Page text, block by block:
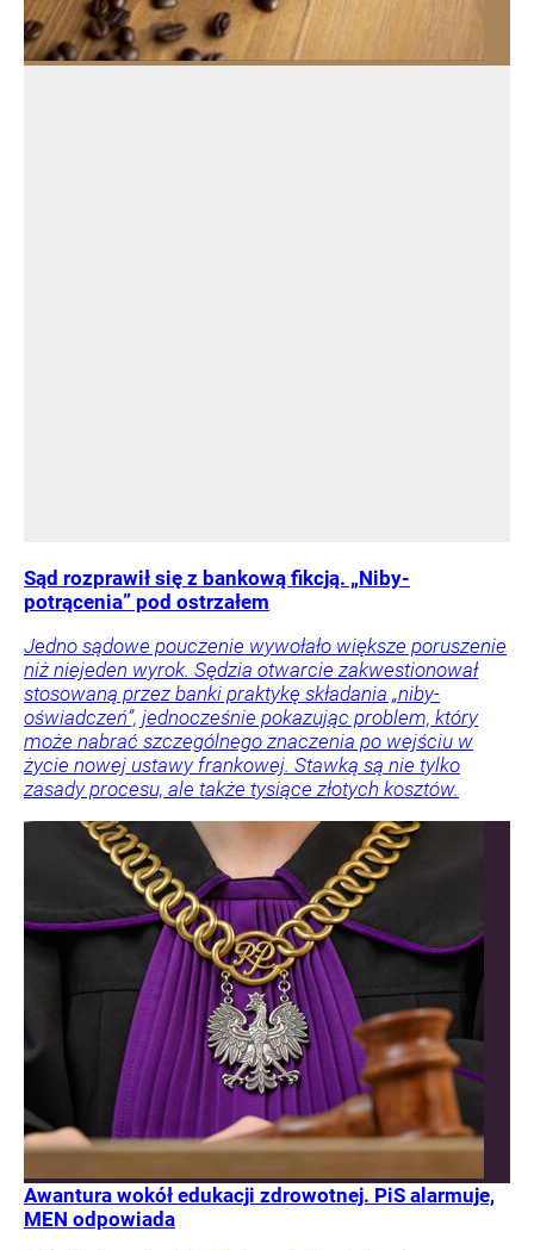
Sąd rozprawił się z bankową fikcją. „Niby-
potrącenia” pod ostrzałem
Jedno sądowe pouczenie wywołało większe poruszenie
niż niejeden wyrok. Sędzia otwarcie zakwestionował
stosowaną przez banki praktykę składania „niby-
oświadczeń”, jednocześnie pokazując problem, który
może nabrać szczególnego znaczenia po wejściu w
życie nowej ustawy frankowej. Stawką są nie tylko
zasady procesu, ale także tysiące złotych kosztów.
Awantura wokół edukacji zdrowotnej. PiS alarmuje,
MEN odpowiada